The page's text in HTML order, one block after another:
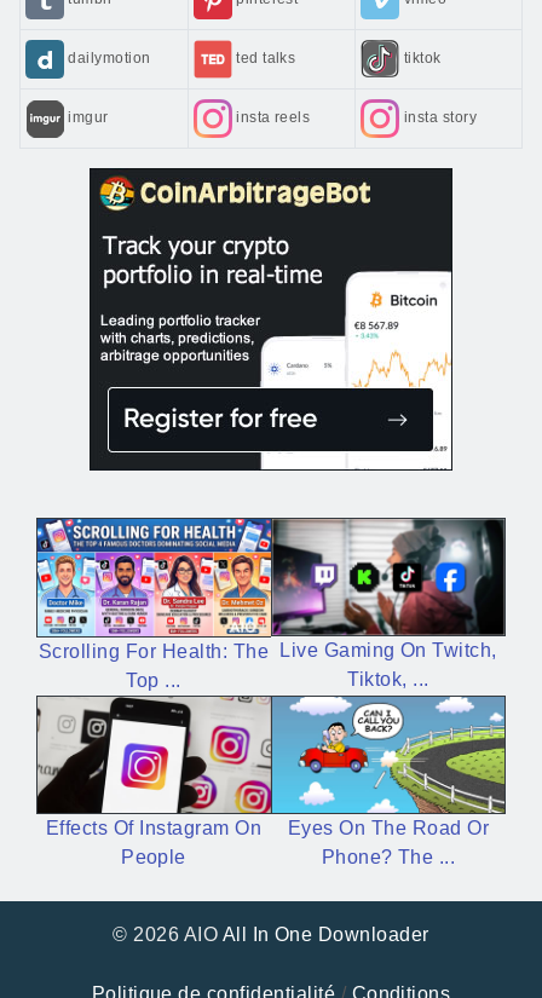
dailymotion ted talks tiktok
imgur insta reels insta story
Scrolling For Health: The
Top ...
Live Gaming On Twitch,
Tiktok, ...
Effects Of Instagram On
People
Eyes On The Road Or
Phone? The ...
© 2026 AIO All In One Downloader
Politique de confidentialité / Conditions